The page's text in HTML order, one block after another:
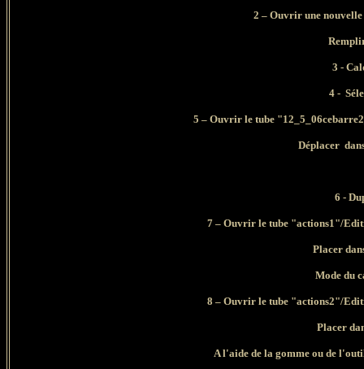
2 – Ouvrir une
3 -
4 -
5 – Ouvrir le tube
Déplacer
6 -
7 – Ouvrir le tube "actions1"/
Placer
Mode du
8 – Ouvrir le tube "actions2"/
Placer
A l'aide de la gomme ou de